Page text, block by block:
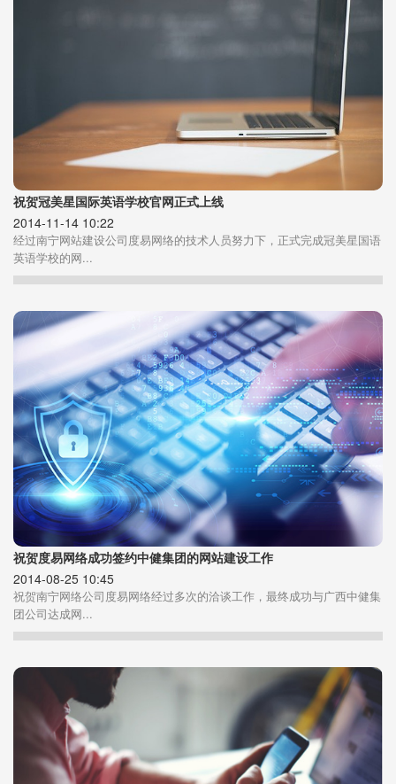
祝贺冠美星国际英语学校官网正式上线
2014-11-14 10:22
经过南宁网站建设公司度易网络的技术人员努力下，正式完成冠美星国语
英语学校的网...
祝贺度易网络成功签约中健集团的网站建设工作
2014-08-25 10:45
祝贺南宁网络公司度易网络经过多次的洽谈工作，最终成功与广西中健集
团公司达成网...